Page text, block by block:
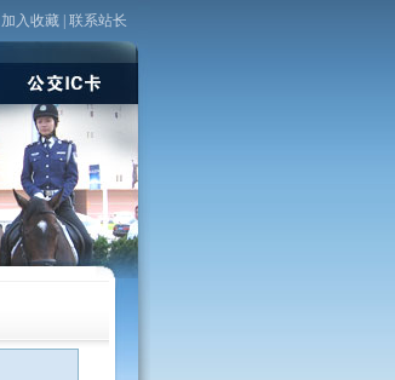
加入收藏| 联系站长